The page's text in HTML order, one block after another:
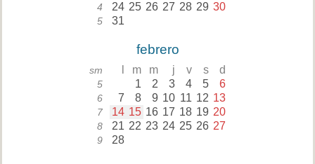
4 24 25 26 27 28 29 30
5 31
febrero
sm m m j v s d
5 1 2 3 4 5 6
6 7 8 9 10 11 12 13
7 14 15 16 17 18 19 20
8 21 22 23 24 25 26 27
9 28